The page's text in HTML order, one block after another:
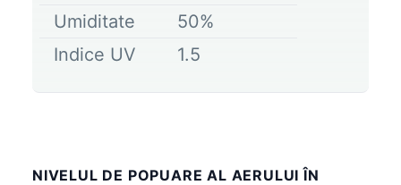
Umiditate
50%
Indice UV
1.5
NIVELUL DE POPUARE AL AERULUI ÎN